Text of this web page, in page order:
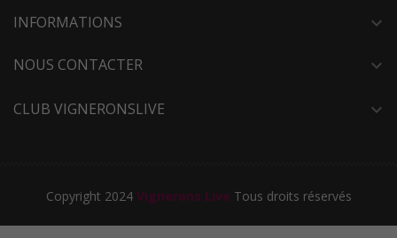
INFORMATIONS expand_more
NOUS CONTACTER expand_more
CLUB VIGNERONSLIVE expand_more
Copyright 2024 Vignerons Live Tous droits réservés